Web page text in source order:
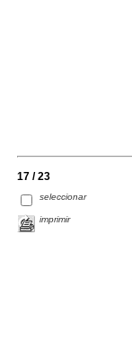
17 / 23
seleccionar
imprimir